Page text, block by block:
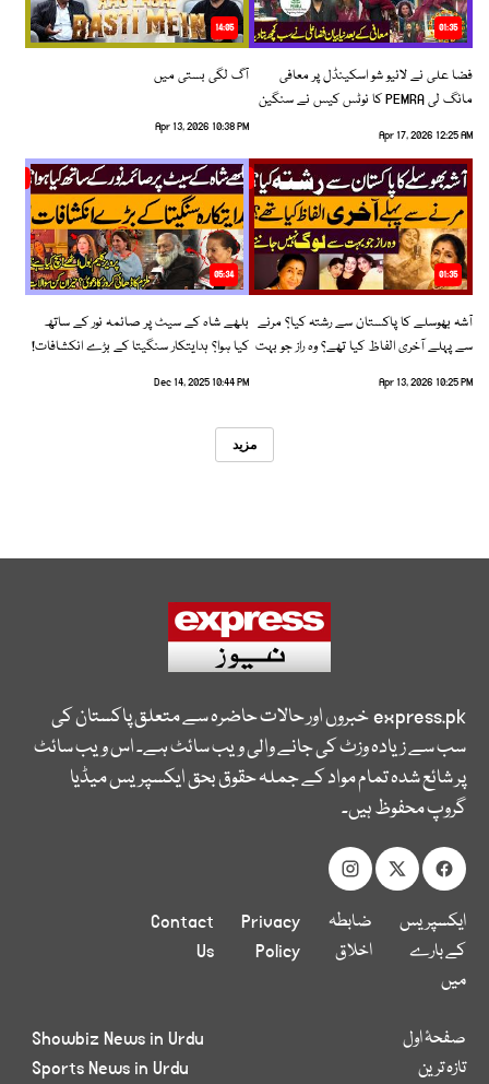
01:35
فضا علی نے لائیو شو اسکینڈل پر معافی
مانگ لی PEMRA کا نوٹس کیس نے سنگین
Apr 17, 2026 12:25 AM
14:05
آگ لگی بستی میں
Apr 13, 2026 10:38 PM
01:35
آشہ بھوسلے کا پاکستان سے رشتہ کیا؟ مرنے
سے پہلے آخری الفاظ کیا تھے؟ وہ راز جو بہت
Apr 13, 2026 10:25 PM
05:34
بلھے شاہ کے سیٹ پر صائمہ نور کے ساتھ
کیا ہوا؟ ہدایتکار سنگیتا کے بڑے انکشافات!
Dec 14, 2025 10:44 PM
مزید
express.pkخبروں اور حالات حاضرہ سے متعلق پاکستان کی
سب سے زیادہ وزٹ کی جانے والی ویب سائٹ ہے۔ اس ویب سائٹ
پر شائع شدہ تمام مواد کے جملہ حقوق بحق ایکسپریس میڈیا
گروپ محفوظ ہیں۔
ایکسپریس
کے بارے
میں
ضابطہ
اخلاق
Privacy
Policy
Contact
Us
صفحۂ اول
تازہ ترین
Showbiz News in Urdu
Sports News in Urdu